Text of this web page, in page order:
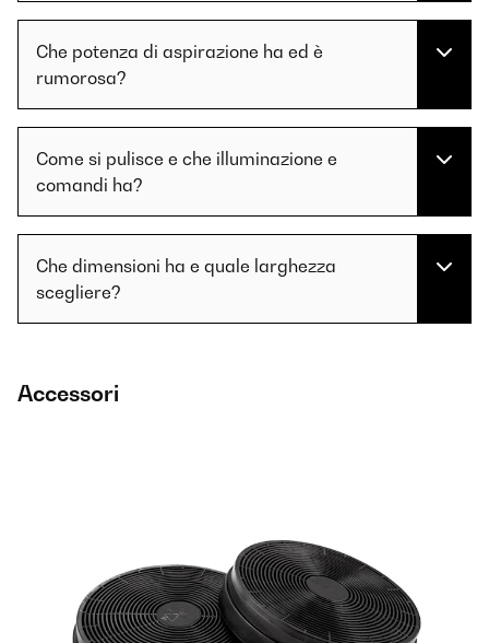
Che potenza di aspirazione ha ed è
rumorosa?
Come si pulisce e che illuminazione e
comandi ha?
Che dimensioni ha e quale larghezza
scegliere?
Accessori